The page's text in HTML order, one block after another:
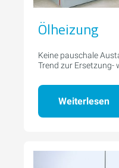
Ölheizung
Keine pauschale
Trend zur Ersetzung-
Weiterlesen